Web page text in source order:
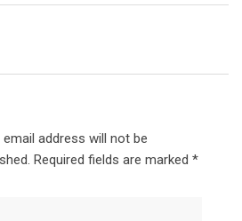
email address will not be
Required fields are marked *